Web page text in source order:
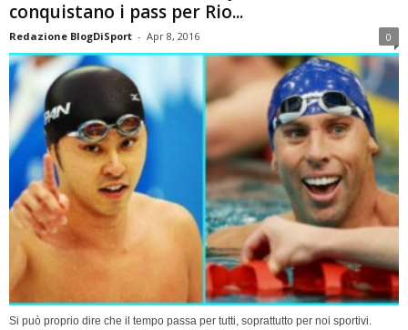
conquistano i pass per Rio...
Redazione BlogDiSport - Apr 8, 2016 0
Si può proprio dire che il tempo passa per tutti, soprattutto per noi sportivi.